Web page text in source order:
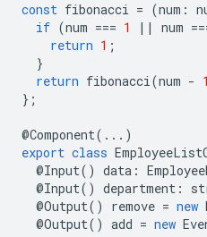
const fibonacci = (num :
if (num === 1 || num
return 1 ;
}
return fibonacci(num - 1
};
@Component(...)
export class
@Input() data :
@Input() department :
@Output() remove = new
@Output() add = new